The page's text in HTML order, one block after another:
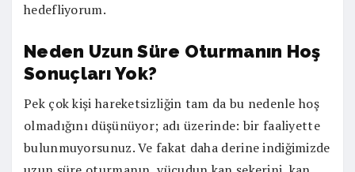
hedefliyorum.
Neden Uzun Süre Oturmanın Hoş
Sonuçları Yok?
Pek çok kişi hareketsizliğin tam da bu nedenle hoş
olmadığını düşünüyor; adı üzerinde: bir faaliyette
bulunmuyorsunuz. Ve fakat daha derine indiğimizde